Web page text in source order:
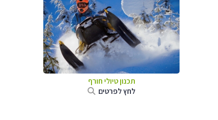
תכנון טיולי חורף
לחץ לפרטים